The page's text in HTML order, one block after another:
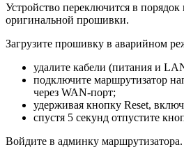
Устройство переключится в порядок
оригинальной прошивки.
Загрузите прошивку в аварийном
удалите кабели (питания и
подключите маршрутизатор
через WAN-порт;
удерживая кнопку Reset,
спустя 5 секунд отпустите
Войдите в админку маршрутизатора.